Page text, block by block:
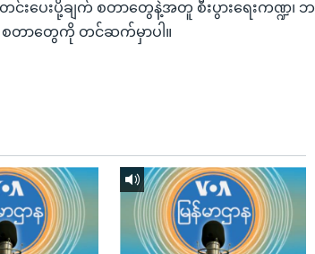
းပို့ချက် စတာတွေနဲ့အတူ စီးပွားရေးကဏ္ဍ၊ ဘ
စတာတွေကို တင်ဆက်မှာပါ။